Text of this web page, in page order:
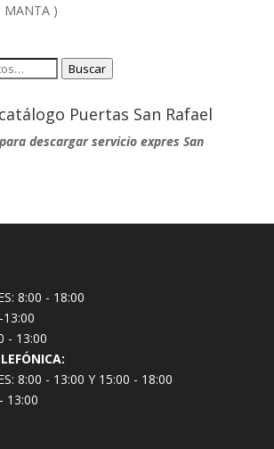
MANTA )
Buscar
Puertas San Rafael
descargar servicio expres San
8:00 - 18:00
13:00
- 13:00
8:00 - 13:00 Y 15:00 - 18:00
13:00